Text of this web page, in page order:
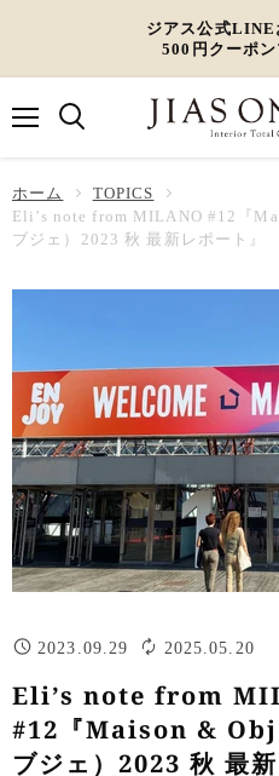
ジアス公式LINE
500円クーポン
ー
ホーム
TOPICS
Eli’s note from MILANO #12『
ブジェ）2023 秋 最新レポート』
2023.09.29 2025.05.20
Eli’s note from
#12『Maison &
ブジェ）2023 秋 最新